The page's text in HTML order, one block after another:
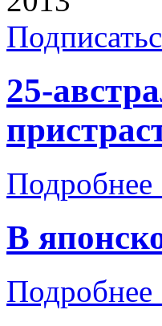
25-
Подробнее
В
Подробнее